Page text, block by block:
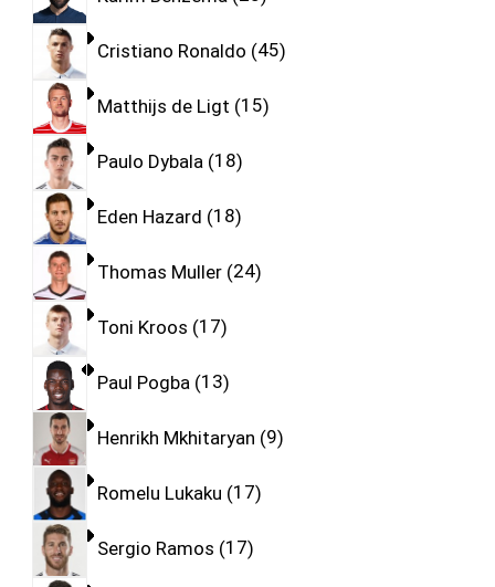
Cristiano Ronaldo 45
Matthijs de Ligt 15
Paulo Dybala 18
Eden Hazard 18
Thomas Muller 24
Toni Kroos 17
Paul Pogba 13
Henrikh Mkhitaryan 9
Romelu Lukaku 17
Sergio Ramos 17